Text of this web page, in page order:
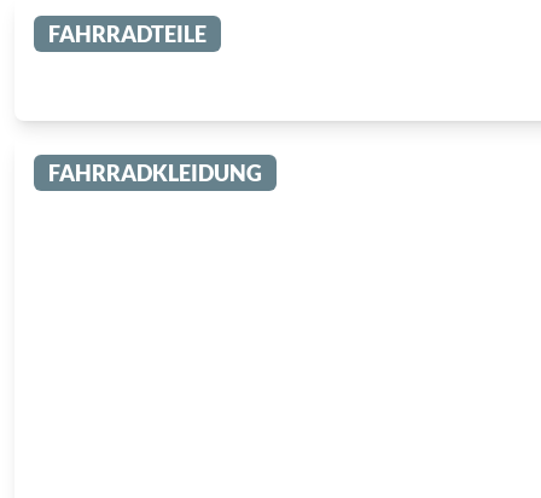
FAHRRADTEILE
FAHRRADKLEIDUNG